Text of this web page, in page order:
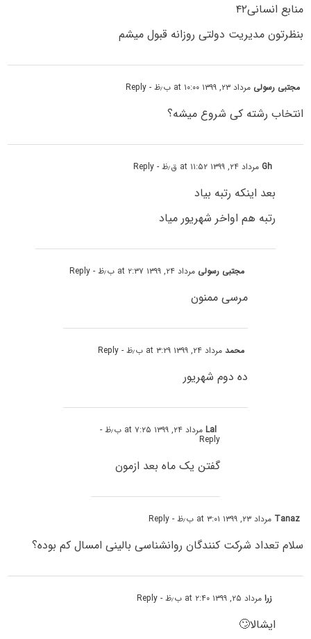
منابع انسانی۴۲
بنظرتون مدیریت دولتی روزانه قبول میشم
مجتبی رسولی مرداد ۲۳, ۱۳۹۹ at ۱۰:۰۰ ب٫ظ - Reply
انتخاب رشته کی شروع میشه؟
Gh مرداد ۲۴, ۱۳۹۹ at ۱۱:۵۲ ق٫ظ - Reply
بعد اینکه رتبه بیاد
رتبه هم اواخر شهریور میاد
مجتبی رسولی مرداد ۲۴, ۱۳۹۹ at ۲:۳۷ ب٫ظ - Reply
مرسی ممنون
محمدمرداد ۲۴, ۱۳۹۹ at ۳:۲۹ ب٫ظ - Reply
ده دوم شهریور
Lalمرداد ۲۴, ۱۳۹۹ at ۷:۲۵ ب٫ظ -
Reply
گفتن یک ماه بعد ازمون
Tanaz مرداد ۲۳, ۱۳۹۹ at ۳:۰۱ ب٫ظ - Reply
سلام تعداد شرکت کنندگان روانشناسی بالینی امسال کم بوده؟
زرامرداد ۲۵, ۱۳۹۹ at ۲:۴۰ ب٫ظ - Reply
ایشالا🙄